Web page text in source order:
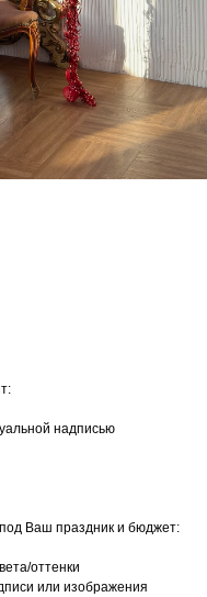
надписью
Ваш праздник и бюджет:
оттенки
или изображения